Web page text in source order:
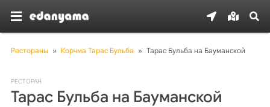
Рестораны » Корчма Тарас Бульба » Тарас Бульба на Бауманской
РЕСТОРАН
Тарас Бульба на Бауманской